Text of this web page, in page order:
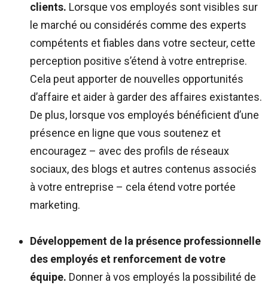
clients. Lorsque vos employés sont visibles sur
le marché ou considérés comme des experts
compétents et fiables dans votre secteur, cette
perception positive s’étend à votre entreprise.
Cela peut apporter de nouvelles opportunités
d’affaire et aider à garder des affaires existantes.
De plus, lorsque vos employés bénéficient d’une
présence en ligne que vous soutenez et
encouragez – avec des profils de réseaux
sociaux, des blogs et autres contenus associés
à votre entreprise – cela étend votre portée
marketing.
Développement de la présence professionnelle
des employés et renforcement de votre
équipe. Donner à vos employés la possibilité de